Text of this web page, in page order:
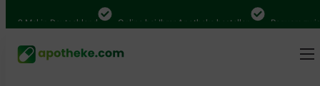
Mal in Deutschland Online bei Ihrer Apotheke bestellen Bequem